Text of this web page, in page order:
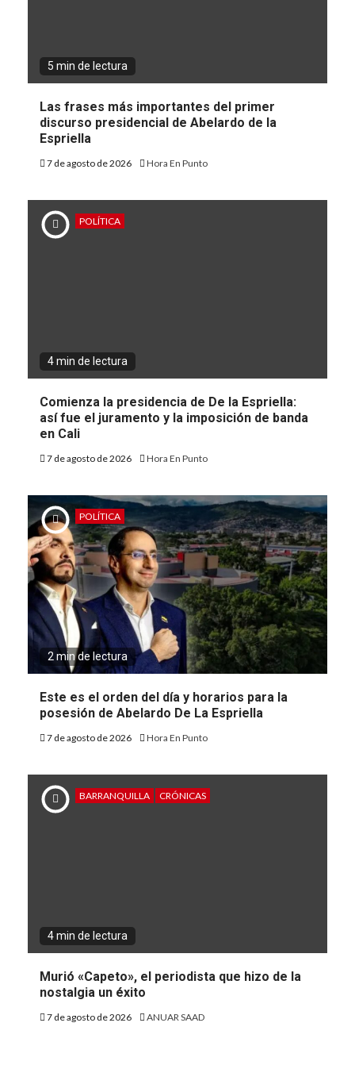
5 min de lectura
Las frases más importantes del primer
discurso presidencial de Abelardo de la
Espriella
7 de agosto de 2026 Hora En Punto
POLÍTICA
4 min de lectura
Comienza la presidencia de De la Espriella:
así fue el juramento y la imposición de banda
en Cali
7 de agosto de 2026 Hora En Punto
POLÍTICA
2 min de lectura
Este es el orden del día y horarios para la
posesión de Abelardo De La Espriella
7 de agosto de 2026 Hora En Punto
BARRANQUILLA CRÓNICAS
4 min de lectura
Murió «Capeto», el periodista que hizo de la
nostalgia un éxito
7 de agosto de 2026 ANUAR SAAD